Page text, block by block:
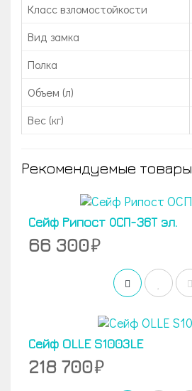
Класс взломостойкости
Вид замка
Полка
Объем (л)
Вес (кг)
Рекомендуемые товары
Сейф Рипост ОСП-36Т эл.
66 300
Сейф OLLE S1003LE
218 700